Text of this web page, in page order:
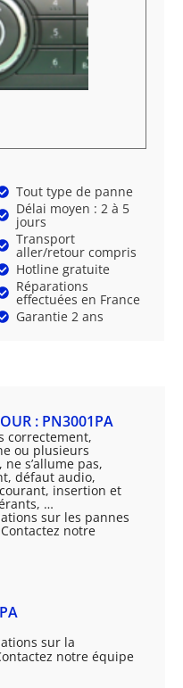
Tout type de panne
Délai moyen : 2 à 5
jours
Transport
aller/retour compris
Hotline gratuite
Réparations
effectuées en France
Garantie 2 ans
: PN3001PA
correctement,
ou plusieurs
s’allume pas,
défaut audio,
insertion et
…
sur les pannes
notre
sur la
notre équipe